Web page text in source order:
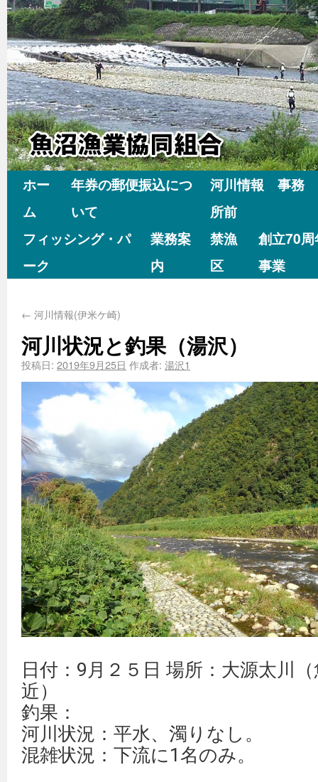
ホー
ム
年券の郵便振込につ
いて
河川情報 事務
所前
フィッシング・パ
ーク
業務案
内
禁漁
区
創立70
事業
← 河川情報(伊米ケ崎)
河川状況と釣果（湯沢）
投稿日: 2019年9月25日 作成者: 湯沢1
日付：9月２５日 場所：大源太川
近）
釣果：
河川状況：平水、濁りなし。
混雑状況：下流に1名のみ。